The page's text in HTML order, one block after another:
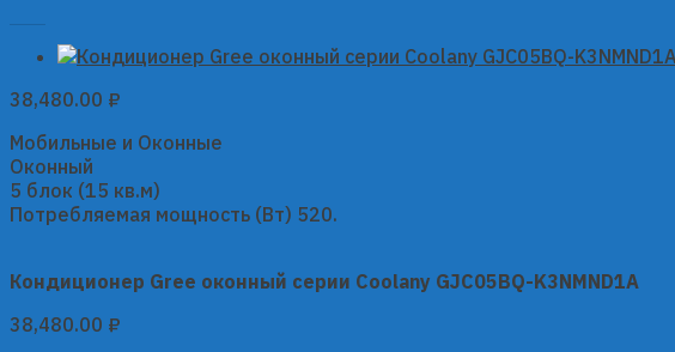
38,480.00 ₽
Мобильные и Оконные
Оконный
5 блок (15 кв.м)
Потребляемая мощность (Вт) 520.
Кондиционер Gree оконный серии Coolany GJC05BQ-K3NMND1A
38,480.00 ₽